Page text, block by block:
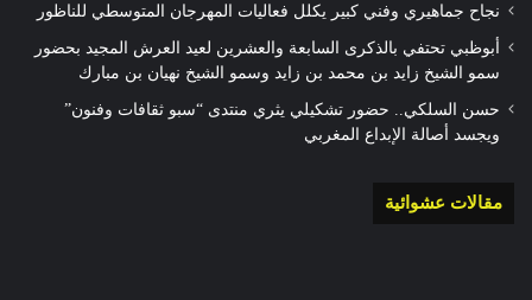
نجاح جماهيري وفني كبير يكلل فعاليات المهرجان المتوسطي للناظور
أبوظبي تحتفي بالذكرى السابعة والعشرين لعيد العرش المجيد بحضور
سمو الشيخ زايد بن محمد بن زايد وسمو الشيخ نهيان بن مبارك
حسن السلكي.. حضور تشكيلي يثري منتدى “سبو ثقافات وفنون”
ويجسد أصالة الإبداع المغربي
مقالات عشوائية